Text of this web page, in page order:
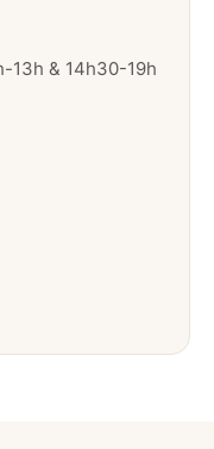
13h & 14h30-19h